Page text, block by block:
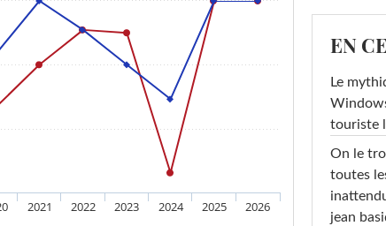
2021 2022 2023 2024 2025 2026
EN
Le
touriste
On le
toutes
jean